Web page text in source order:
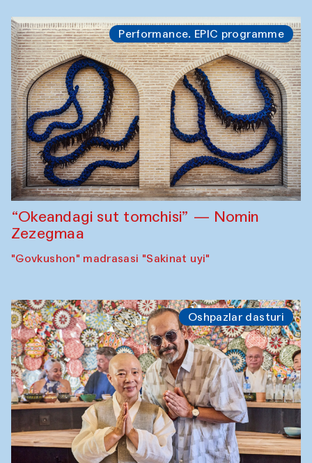
Performance. EPIC programme
“Okeandagi sut tomchisi” — Nomin
Zezegmaa
"Govkushon" madrasasi "Sakinat uyi"
Oshpazlar dasturi